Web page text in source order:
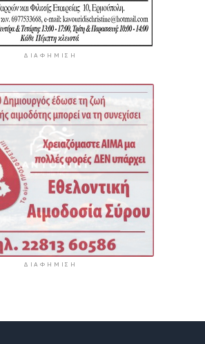
ΔΙΑΦΉΜΙΣΗ
ΔΙΑΦΉΜΙΣΗ